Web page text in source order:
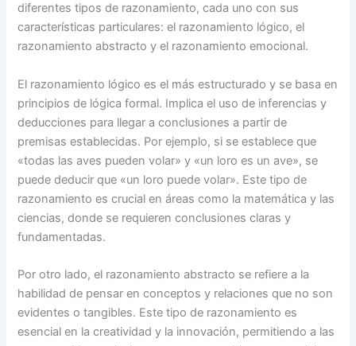
diferentes tipos de razonamiento, cada uno con sus
características particulares: el razonamiento lógico, el
razonamiento abstracto y el razonamiento emocional.
El razonamiento lógico es el más estructurado y se basa en
principios de lógica formal. Implica el uso de inferencias y
deducciones para llegar a conclusiones a partir de
premisas establecidas. Por ejemplo, si se establece que
«todas las aves pueden volar» y «un loro es un ave», se
puede deducir que «un loro puede volar». Este tipo de
razonamiento es crucial en áreas como la matemática y las
ciencias, donde se requieren conclusiones claras y
fundamentadas.
Por otro lado, el razonamiento abstracto se refiere a la
habilidad de pensar en conceptos y relaciones que no son
evidentes o tangibles. Este tipo de razonamiento es
esencial en la creatividad y la innovación, permitiendo a las